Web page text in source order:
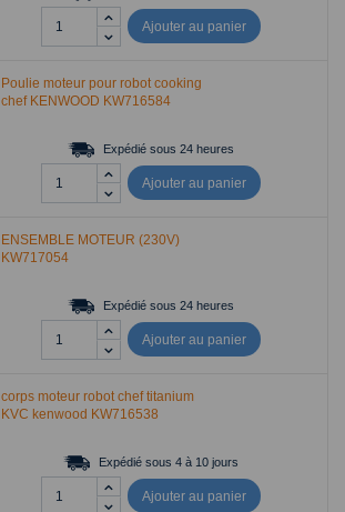
Ajouter au panier
Poulie moteur pour robot cooking
chef KENWOOD KW716584
Expédié sous 24 heures
Ajouter au panier
ENSEMBLE MOTEUR (230V)
KW717054
Expédié sous 24 heures
Ajouter au panier
corps moteur robot chef titanium
KVC kenwood KW716538
Expédié sous 4 à 10 jours
Ajouter au panier